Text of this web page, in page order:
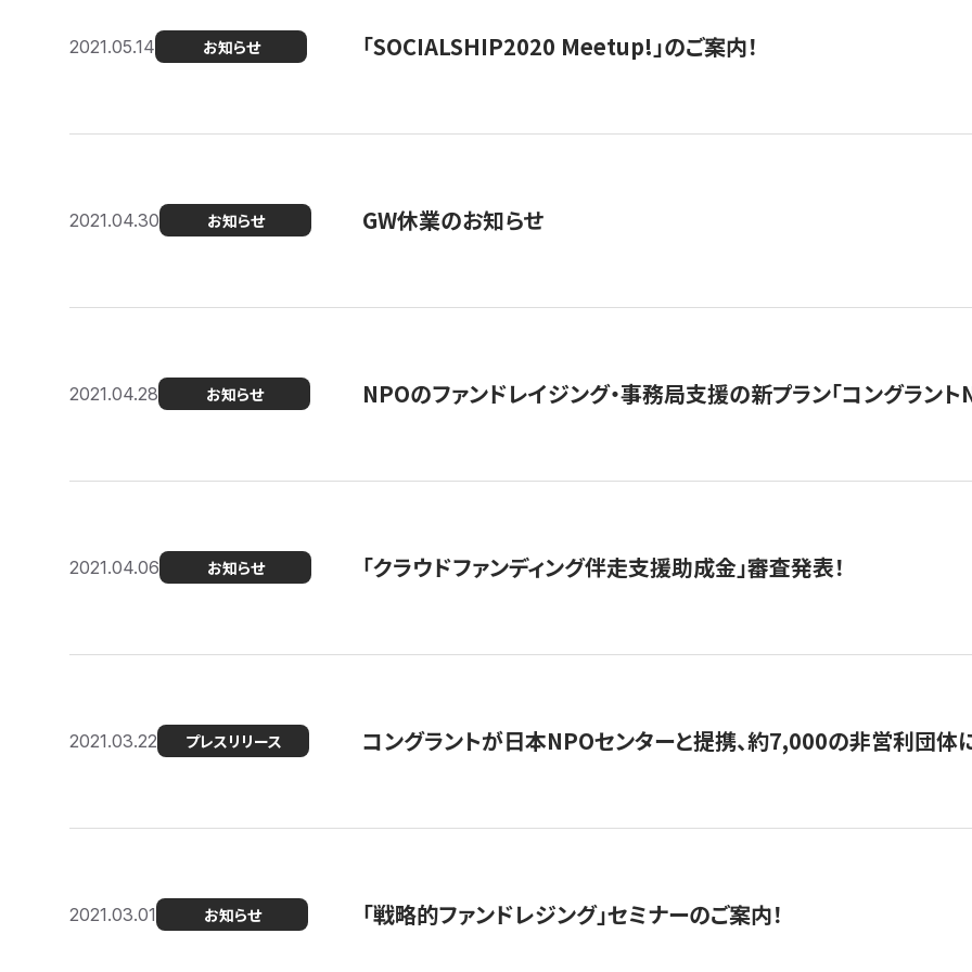
2021.05.14 お知らせ 「SOCIALSHIP2020 Meetup!」のご案内！
2021.04.30 お知らせ GW休業のお知らせ
2021.04.28 お知らせ NPOのファンドレイジング・事務局支援の新プラン「コングラント
2021.04.06 お知らせ 「クラウドファンディング伴走支援助成金」審査発表！
2021.03.22 プレスリリース コングラントが日本NPOセンターと提携、約7,000の非営利団体
2021.03.01 お知らせ 「戦略的ファンドレジング」セミナーのご案内！